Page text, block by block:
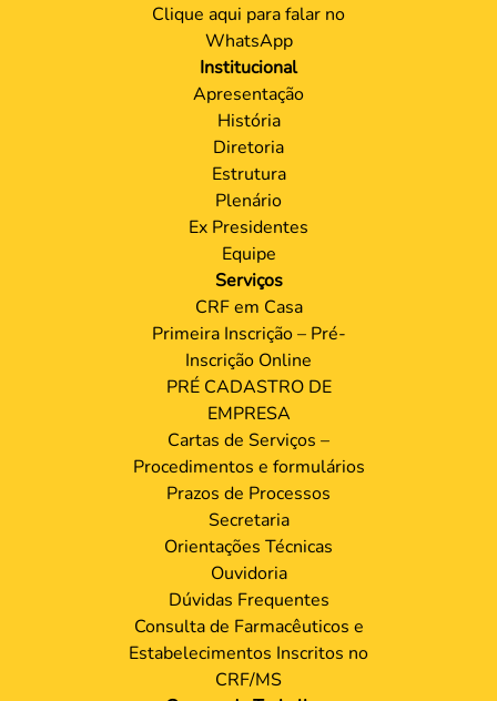
Clique aqui para falar no
WhatsApp
Institucional
Apresentação
História
Diretoria
Estrutura
Plenário
Ex Presidentes
Equipe
Serviços
CRF em Casa
Primeira Inscrição – Pré-
Inscrição Online
PRÉ CADASTRO DE
EMPRESA
Cartas de Serviços –
Procedimentos e formulários
Prazos de Processos
Secretaria
Orientações Técnicas
Ouvidoria
Dúvidas Frequentes
Consulta de Farmacêuticos e
Estabelecimentos Inscritos no
CRF/MS